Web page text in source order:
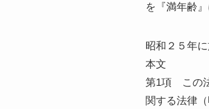
を『満年齢
昭和２５年
本文
第1項 この
関する法律